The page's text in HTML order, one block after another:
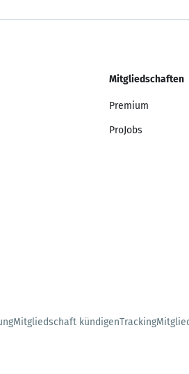
Mitgliedschaften
Premium
ProJobs
Mitgliedschaft kündigenTracking